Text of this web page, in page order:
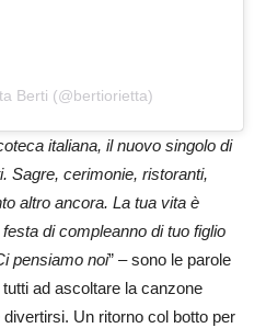
Berti (@bertiorietta)
italiana, il nuovo singolo di
Sagre, cerimonie, ristoranti,
altro ancora. La tua vita è
di compleanno di tuo figlio
pensiamo noi” – sono le parole
ad ascoltare la canzone
divertirsi. Un ritorno col botto per